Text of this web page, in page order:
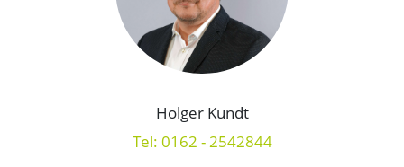
Holger Kundt
Tel: 0162 - 2542844